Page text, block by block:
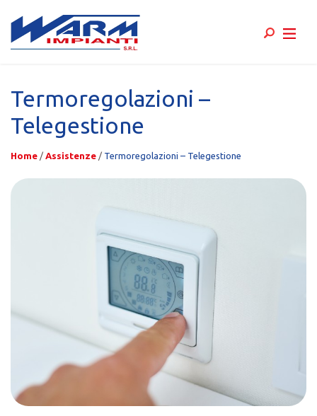
content
Termoregolazioni –
Telegestione
Home / Assistenze / Termoregolazioni – Telegestione